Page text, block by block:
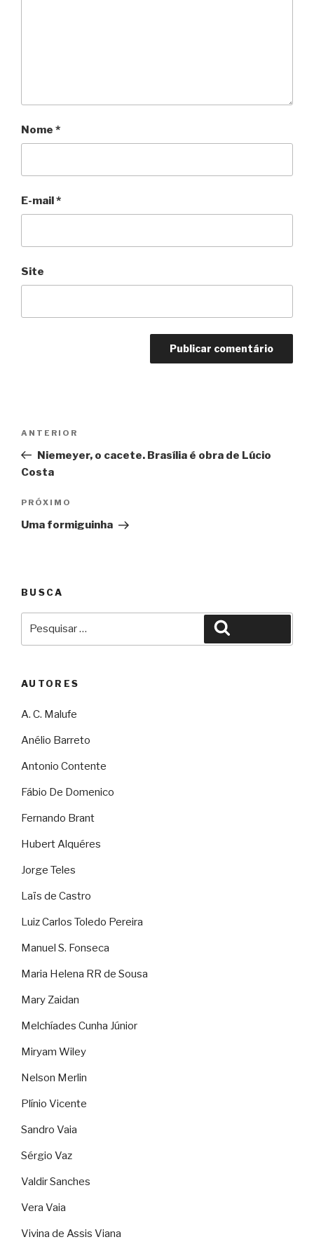
Nome *
E-mail*
Site
Post
Anterior
ANTERIOR
Niemeyer, o cacete. Brasília é obra de Lúcio
Costa
Próximo
PRÓXIMO
Uma formiguinha
BUSCA
AUTORES
A. C. Malufe
Anélio Barreto
Antonio Contente
Fábio De Domenico
Fernando Brant
Hubert Alquéres
Jorge Teles
Laïs de Castro
Luiz Carlos Toledo Pereira
Manuel S. Fonseca
Maria Helena RR de Sousa
Mary Zaidan
Melchíades Cunha Júnior
Miryam Wiley
Nelson Merlin
Plínio Vicente
Sandro Vaia
Sérgio Vaz
Valdir Sanches
Vera Vaia
Vivina de Assis Viana